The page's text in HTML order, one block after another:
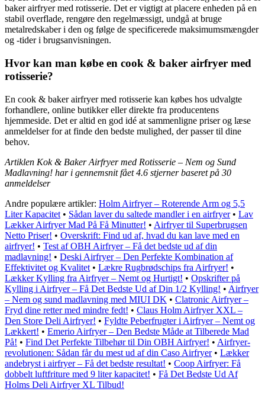
baker airfryer med rotisserie. Det er vigtigt at placere enheden på en
stabil overflade, rengøre den regelmæssigt, undgå at bruge
metalredskaber i den og følge de specificerede maksimumsmængder
og -tider i brugsanvisningen.
Hvor kan man købe en cook & baker airfryer med
rotisserie?
En cook & baker airfryer med rotisserie kan købes hos udvalgte
forhandlere, online butikker eller direkte fra producentens
hjemmeside. Det er altid en god idé at sammenligne priser og læse
anmeldelser for at finde den bedste mulighed, der passer til dine
behov.
Artiklen Kok & Baker Airfryer med Rotisserie – Nem og Sund
Madlavning! har i gennemsnit fået4.6 stjerner baseret på 30
anmeldelser
Andre populære artikler: Holm Airfryer – Roterende Arm og 5,5
Liter Kapacitet • Sådan laver du saltede mandler i en airfryer• Lav
Lækker Airfryer Mad På Få Minutter! • Airfryer til Superbrugsen
Netto Priser! • Overskrift: Find ud af, hvad du kan lave med en
airfryer! • Test af OBH Airfryer – Få det bedste ud af din
madlavning! • Deski Airfryer – Den Perfekte Kombination af
Effektivitet og Kvalitet • Lækre Rugbrødschips fra Airfryer! •
Lækker Kylling fra Airfryer – Nemt og Hurtigt! • Opskrifter på
Kylling i Airfryer – Få Det Bedste Ud af Din 1/2 Kylling! • Airfryer
– Nem og sund madlavning med MIUI DK • Clatronic Airfryer –
Fryd dine retter med mindre fedt! • Claus Holm Airfryer XXL –
Den Store Deli Airfryer! • Fyldte Peberfrugter i Airfryer – Nemt og
Lækkert! • Emerio Airfryer – Den Bedste Måde at Tilberede Mad
På! • Find Det Perfekte Tilbehør til Din OBH Airfryer! • Airfryer-
revolutionen: Sådan får du mest ud af din Caso Airfryer• Lækker
andebryst i airfryer – Få det bedste resultat! • Coop Airfryer: Få
dobbelt luftfriture med 9 liter kapacitet! • Få Det Bedste Ud Af
Holms Deli Airfryer XL Tilbud!